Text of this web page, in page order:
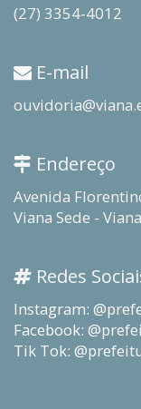
(27) 3354-4012
E-mail
Endereço
Avenida
Viana Sede -
Redes
Instagram:
Facebook:
Tik Tok: